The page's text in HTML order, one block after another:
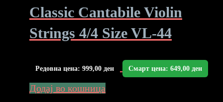
Classic Cantabile Violin
Strings 4/4 Size VL-44
Редовна цена: 999,00 ден Смарт цена: 649,00 ден
Додај во кошница